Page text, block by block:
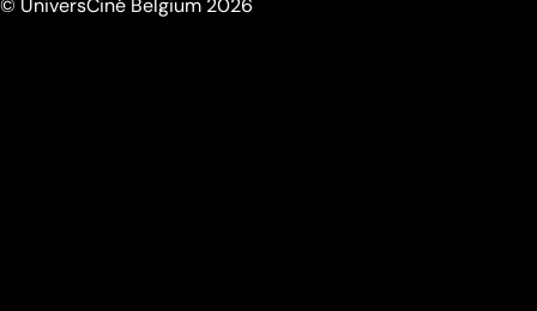
© UniversCiné Belgium 2026